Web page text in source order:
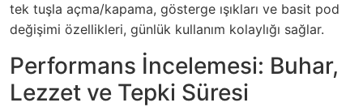
tek tuşla açma/kapama, gösterge ışıkları ve basit pod
değişimi özellikleri, günlük kullanım kolaylığı sağlar.
Performans İncelemesi: Buhar,
Lezzet ve Tepki Süresi